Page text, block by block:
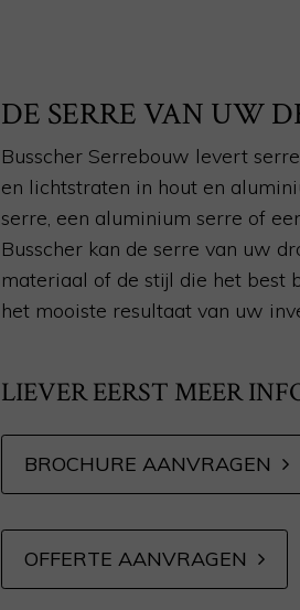
DE SERRE VAN UW
Busscher Serrebouw levert
en lichtstraten in hout en
serre, een aluminium serre of
Busscher kan de serre van uw
materiaal of de stijl die het best
het mooiste resultaat van uw
LIEVER EERST MEER
BROCHURE AANVRAGEN
OFFERTE AANVRAGEN